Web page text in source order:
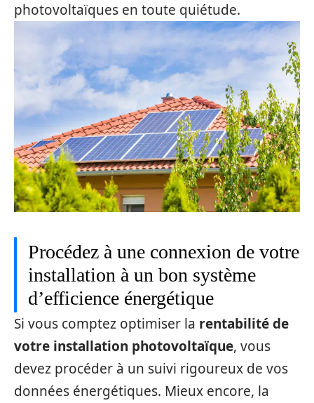
photovoltaïques en toute quiétude.
Procédez à une connexion de votre
installation à un bon système
d’efficience énergétique
Si vous comptez optimiser la rentabilité de
votre installation photovoltaïque, vous
devez procéder à un suivi rigoureux de vos
données énergétiques. Mieux encore, la